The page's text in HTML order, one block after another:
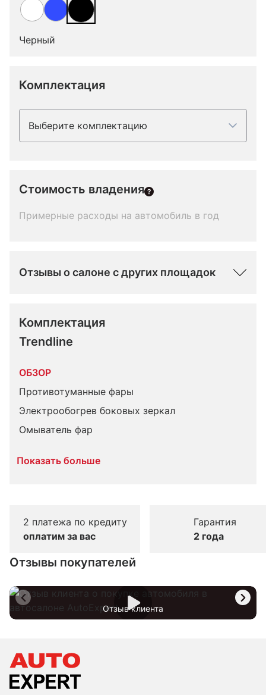
Черный
Комплектация
Выберите комплектацию
Стоимость владения
Примерные расходы на автомобиль в год
Отзывы о салоне с других площадок
Комплектация
Trendline
ОБЗОР
Противотуманные фары
Электрообогрев боковых зеркал
Омыватель фар
Показать больше
2 платежа по кредиту
оплатим за вас
Гарантия
2 года
Отзывы покупателей
Отзыв клиента